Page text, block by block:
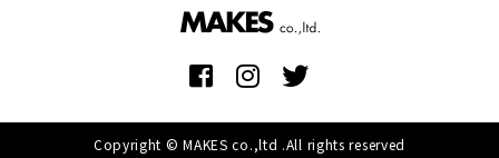
Copyright © MAKES co.,ltd .All rights reserved